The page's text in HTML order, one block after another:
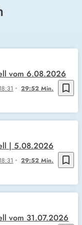
bookmark_border
18:31 29:52 Min.
vom 6.08.2026
bookmark_border
18:31 29:52 Min.
| 5.08.2026
vom 31.07.2026